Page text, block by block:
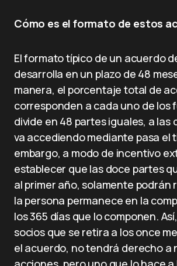
Cómo es el formato de estos
El formato típico de un acuerdo
desarrolla en un plazo de 48
manera, el porcentaje total de
corresponden a cada uno de los
divide en 48 partes iguales, a las
va accediendo mediante pasa el
embargo, a modo de incentivo
establecer que las doce partes
al primer año, solamente podrán
la persona permanece en la
los 365 días que lo componen.
socios que se retira a los once
el acuerdo, no tendrá derecho a